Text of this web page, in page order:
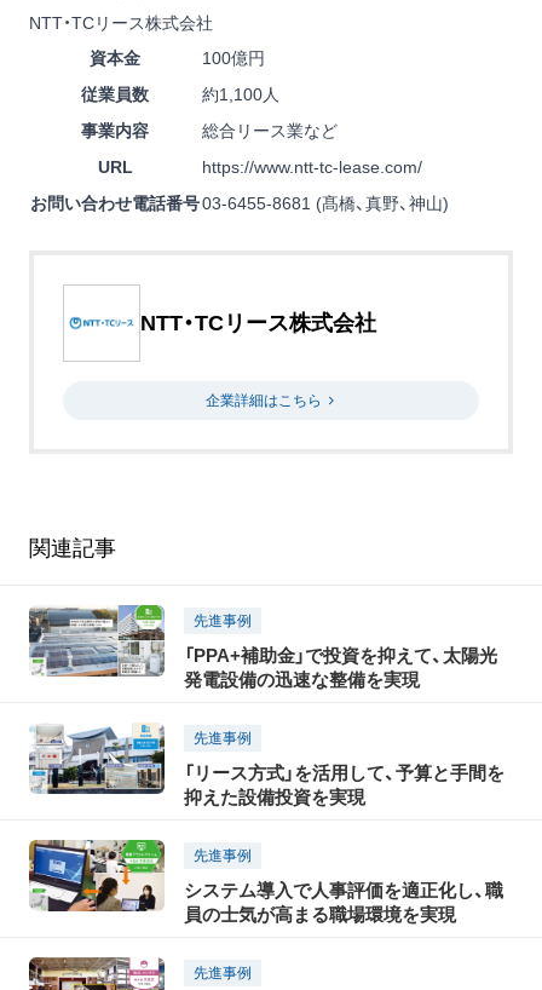
NTT・TCリース株式会社
資本金
100億円
従業員数
約1,100人
事業内容
総合リース業など
URL
https://www.ntt-tc-lease.com/
お問い合わせ電話番号03-6455-8681 (髙橋、真野、神山)
NTT・TCリース株式会社
企業詳細はこちら
関連記事
先進事例
「PPA+補助金」で投資を抑えて、太陽光
発電設備の迅速な整備を実現
先進事例
「リース方式」を活用して、予算と手間を
抑えた設備投資を実現
先進事例
システム導入で人事評価を適正化し、職
員の士気が高まる職場環境を実現
先進事例